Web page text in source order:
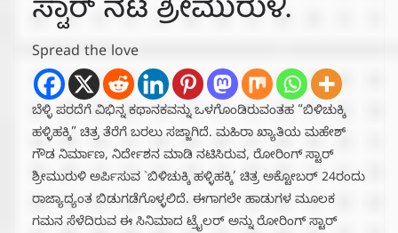
ಸ್ಟಾರ್ ನಟ ಶ್ರೀಮುರುಳಿ.
Spread the love
ಬೆಳ್ಳಿ ಪರದೆಗೆ ವಿಭಿನ್ನ ಕಥಾನಕವನ್ನು ಒಳಗೊಂಡಿರುವಂತಹ “ಬಿಳಿಚುಕ್ಕಿ
ಹಳ್ಳಿಹಕ್ಕಿ” ಚಿತ್ರ ತೆರೆಗೆ ಬರಲು ಸಜ್ಜಾಗಿದೆ. ಮಹಿರಾ ಖ್ಯಾತಿಯ ಮಹೇಶ್
ಗೌಡ ನಿರ್ಮಾಣ, ನಿರ್ದೇಶನ ಮಾಡಿ ನಟಿಸಿರುವ, ರೋರಿಂಗ್ ಸ್ಟಾರ್
ಶ್ರೀಮುರುಳಿ ಅರ್ಪಿಸುವ `ಬಿಳಿಚುಕ್ಕಿ ಹಳ್ಳಿಹಕ್ಕಿ’ ಚಿತ್ರ ಅಕ್ಟೋಬರ್ 24ರಂದು
ರಾಜ್ಯಾದ್ಯಂತ ಬಿಡುಗಡೆಗೊಳ್ಳಲಿದೆ. ಈಗಾಗಲೇ ಹಾಡುಗಳ ಮೂಲಕ
ಗಮನ ಸೆಳೆದಿರುವ ಈ ಸಿನಿಮಾದ ಟ್ರೈಲರ್ ಅನ್ನು ರೋರಿಂಗ್ ಸ್ಟಾರ್